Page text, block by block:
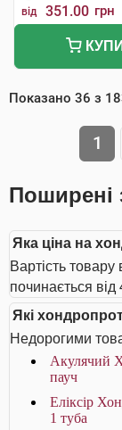
від 351.00 грн
Показано 36 з
1
Поширені
Яка ціна на
Вартість товару
починається від
Які
Недорогими
Акулячий
пауч
Еліксір
1 туба